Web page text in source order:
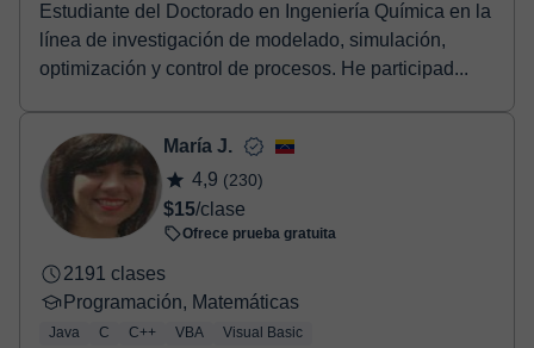
Estudiante del Doctorado en Ingeniería Química en la
línea de investigación de modelado, simulación,
optimización y control de procesos. He participad...
María J.
4,9 (230)
$15/clase
Ofrece prueba gratuita
2191 clases
Programación, Matemáticas
Java C C++ VBA Visual Basic